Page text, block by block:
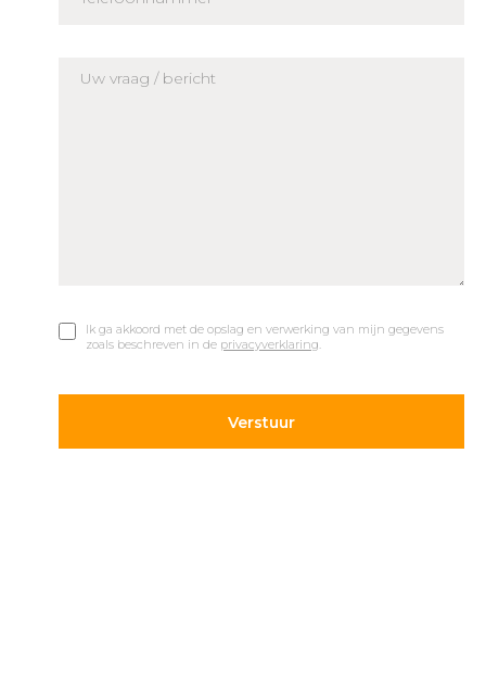
Ik ga akkoord met de opslag en verwerking van mijn gegevens
zoals beschreven in de privacyverklaring.